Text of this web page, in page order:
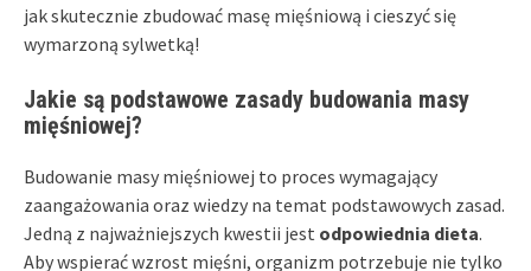
jak skutecznie zbudować masę mięśniową i cieszyć się
wymarzoną sylwetką!
Jakie są podstawowe zasady budowania masy
mięśniowej?
Budowanie masy mięśniowej to proces wymagający
zaangażowania oraz wiedzy na temat podstawowych zasad.
Jedną z najważniejszych kwestii jest odpowiednia dieta.
Aby wspierać wzrost mięśni, organizm potrzebuje nie tylko